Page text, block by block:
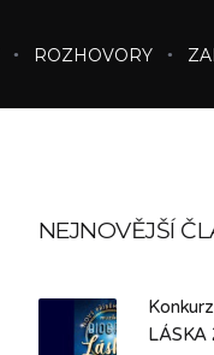
ROZHOVORY
NEJNOVĚJŠÍ
LÁSKA